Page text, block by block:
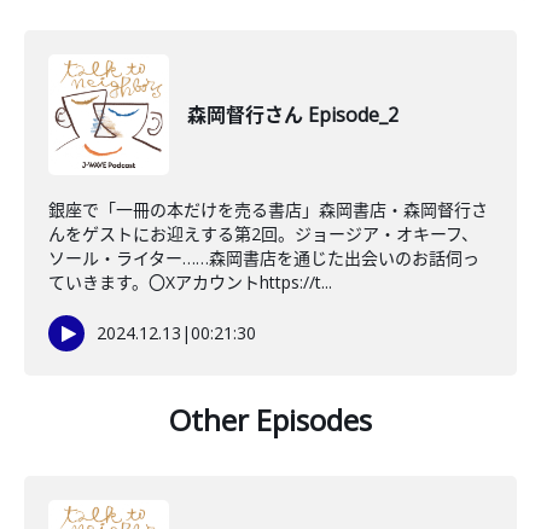
森岡督行さん Episode_2
銀座で「一冊の本だけを売る書店」森岡書店・森岡督行さ
んをゲストにお迎えする第2回。ジョージア・オキーフ、
ソール・ライター……森岡書店を通じた出会いのお話伺っ
ていきます。〇Xアカウントhttps://t...
2024.12.13 |00:21:30
Other Episodes